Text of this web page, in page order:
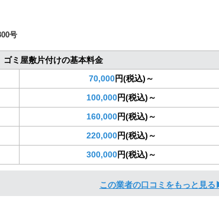
号
ゴミ屋敷片付けの基本料金
70,000円(税込)～
100,000円(税込)～
160,000円(税込)～
220,000円(税込)～
300,000円(税込)～
この業者の口コミをもっと見